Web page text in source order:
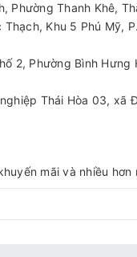
Phường Thanh Khê,
Khu 5 Phú Mỹ,
2, Phường Bình Hưng
Thái Hòa 03, xã
mãi và nhiều hơn